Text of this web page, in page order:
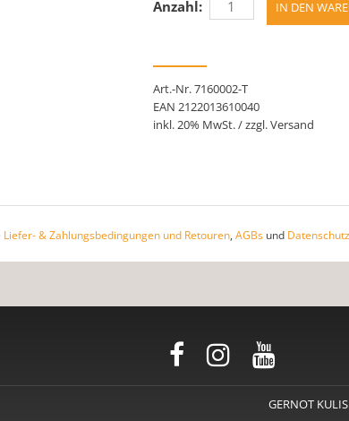
Anzahl:
Art.-Nr. 7160002-T
EAN 2122013610040
inkl. 20% MwSt. / zzgl. Versand
Liefer- & Zahlungsbedingungen und Retouren, AGBs und
GERNOT KULIS